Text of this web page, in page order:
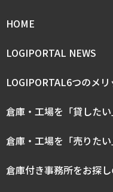
HOME
LOGIPORTAL NEWS
LOGIPORTAL6つのメリ
倉庫・工場を「貸した
倉庫・工場を「売りた
倉庫付き事務所をお探